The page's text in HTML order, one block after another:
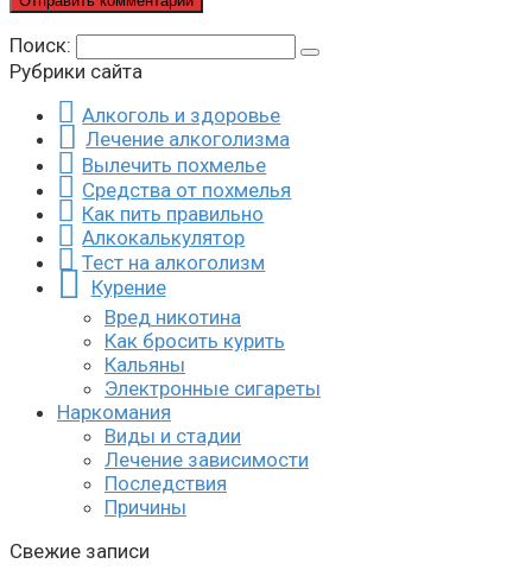
Поиск:
Рубрики сайта
Алкоголь и здоровье
Лечение алкоголизма
Вылечить похмелье
Средства от похмелья
Как пить правильно
Алкокалькулятор
Тест на алкоголизм
Курение
Вред никотина
Как бросить курить
Кальяны
Электронные сигареты
Наркомания
Виды и стадии
Лечение зависимости
Последствия
Причины
Свежие записи